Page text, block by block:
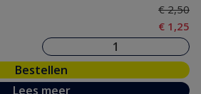
€ 2,50
€ 1,25
Bestellen
Lees meer